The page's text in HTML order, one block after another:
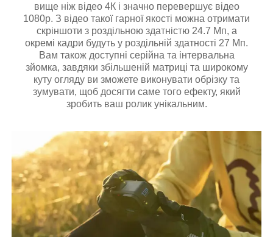
вище ніж відео 4К і значно перевершує відео
1080р. З відео такої гарної якості можна отримати
скріншоти з роздільною здатністю 24.7 Мп, а
окремі кадри будуть у роздільній здатності 27 Мп.
Вам також доступні серійна та інтервальна
зйомка, завдяки збільшеній матриці та широкому
куту огляду ви зможете виконувати обрізку та
зумувати, щоб досягти саме того ефекту, який
зробить ваш ролик унікальним.